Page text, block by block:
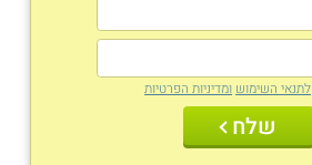
לתנאי השימוש ומדיניות הפרטיות
שלח